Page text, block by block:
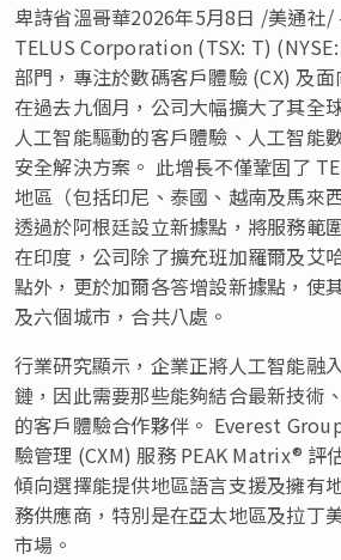
卑詩省溫哥華2026年5月8日 /美通社
TELUS Corporation (TSX: T)
部門，專注於數碼客戶體驗 (CX) 及面
在過去九個月，公司大幅擴大了其全
人工智能驅動的客戶體驗、人工智能
安全解決方案。 此增長不僅鞏固了
地區（包括印尼、泰國、越南及馬來
透過於阿根廷設立新據點，將服務範
在印度，公司除了擴充班加羅爾及艾
點外，更於加爾各答增設新據點，使
及六個城市，合共八處。
行業研究顯示，企業正將人工智能融
鏈，因此需要那些能夠結合最新技術
的客戶體驗合作夥伴。 Everest
驗管理 (CXM) 服務 PEAK Matrix® 評
傾向選擇能提供地區語言支援及擁有
務供應商，特別是在亞太地區及拉丁
市場。